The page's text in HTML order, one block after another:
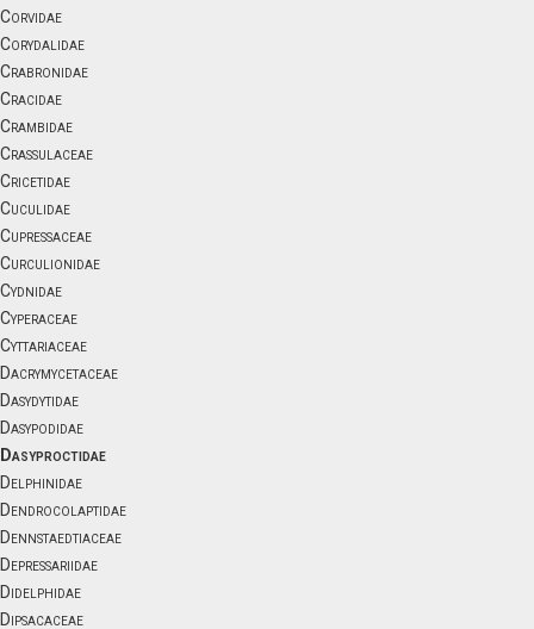
Corvidae
Corydalidae
Crabronidae
Cracidae
Crambidae
Crassulaceae
Cricetidae
Cuculidae
Cupressaceae
Curculionidae
Cydnidae
Cyperaceae
Cyttariaceae
Dacrymycetaceae
Dasydytidae
Dasypodidae
Dasyproctidae
Delphinidae
Dendrocolaptidae
Dennstaedtiaceae
Depressariidae
Didelphidae
Dipsacaceae